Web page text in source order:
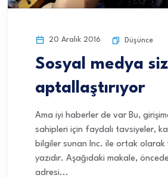
20 Aralık 2016 Düşünce
Sosyal medya
aptallaştırıyor
Ama iyi haberler de var Bu,
sahipleri için faydalı tavsiyeler,
bilgiler sunan Inc. ile ortak olarak
yazıdır. Aşağıdaki makale,
adresi...